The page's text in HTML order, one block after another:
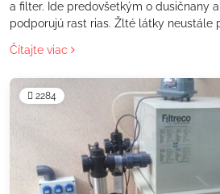
a filter. Ide predovšetkým o dusičnany
podporujú rast rias. Žlté látky neustále
nepoužíva ozón.
Čítajte viac
2284